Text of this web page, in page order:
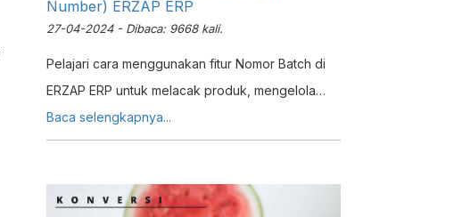
Number) ERZAP ERP
27-04-2024 - Dibaca: 9668 kali.
Pelajari cara menggunakan fitur Nomor Batch di
ERZAP ERP untuk melacak produk, mengelola
stok, dan meningkatkan efisiensi inventaris bisnis
Anda.
Baca selengkapnya...